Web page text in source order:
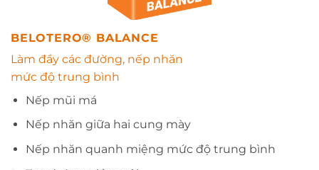
BELOTERO® BALANCE
Làm đầy các đường, nếp nhăn
mức độ trung bình
Nếp mũi má
Nếp nhăn giữa hai cung mày
Nếp nhăn quanh miệng mức độ trung bình